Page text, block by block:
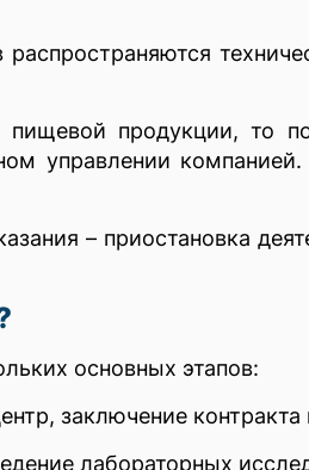
продукции, то
управлении компанией.
– приостановка
основных этапов:
заключение контракта
лабораторных